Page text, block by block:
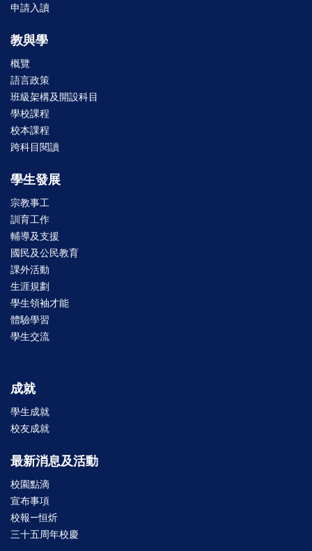
申請入讀
教與學
概覽
語言政策
班級架構及開設科目
學校課程
校本課程
跨科目閱讀
學生發展
宗教事工
訓育工作
輔導及支援
國民及公民教育
課外活動
生涯規劃
學生領袖才能
體驗學習
學生交流
成就
學生成就
校友成就
最新消息及活動
校園點滴
宣布事項
校報—恒炘
三十五周年校慶